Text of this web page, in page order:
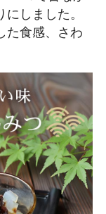
しました。
た食感、さわ